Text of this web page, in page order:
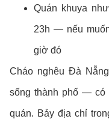
Quán khuya
23h — nếu
giờ đó
Cháo nghêu Đà
sống thành phố — có
quán. Bảy địa chỉ